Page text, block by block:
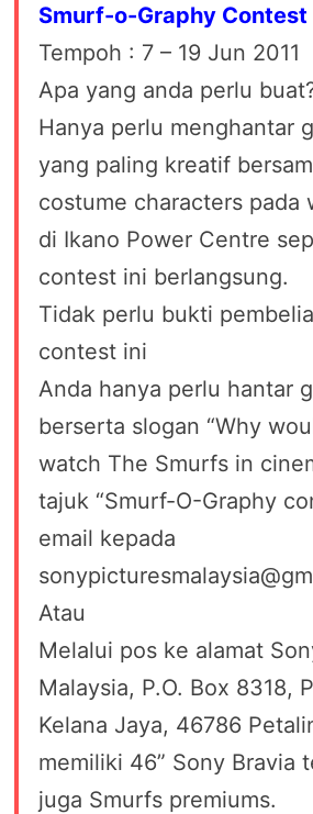
Smurf-o-Graphy Contest
Tempoh : 7 – 19 Jun 2011
Apa yang anda perlu
Hanya perlu menghantar
yang paling kreatif
costume characters pada
di Ikano Power Centre
contest ini berlangsung.
Tidak perlu bukti
contest ini
Anda hanya perlu hantar
berserta slogan “Why
watch The Smurfs in
tajuk “Smurf-O-Graphy
email kepada
Atau
Melalui pos ke alamat
Malaysia, P.O. Box 8318,
Kelana Jaya, 46786
memiliki 46” Sony Bravia
juga Smurfs premiums.